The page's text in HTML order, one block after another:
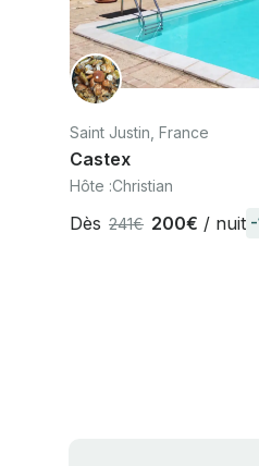
Saint Justin, France
Castex
Hôte :Christian
Dès 241€ 200€ / nuit